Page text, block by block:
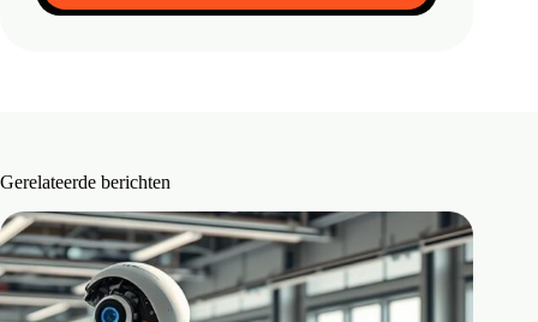
Gerelateerde berichten